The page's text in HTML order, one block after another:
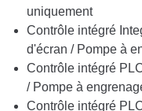
uniquement
Contrôle intégré
d'écran / Pompe à
Contrôle intégré
/ Pompe à
Contrôle intégré